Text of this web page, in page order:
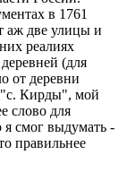
в 1761
аж две улицы и
реалиях
(для
от деревни
"с. Кирды", мой
слово для
смог выдумать -
правильнее